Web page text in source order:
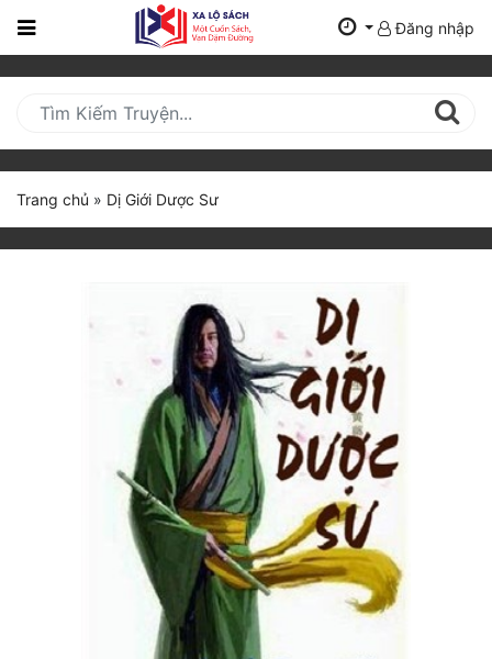
Trang
Mới
Cập
Nhật
(current)
Đăng nhập
Trang chủ » Dị Giới Dược Sư